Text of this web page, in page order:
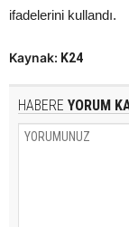
ifadelerini kullandı.
Kaynak: K24
HABERE YORUM